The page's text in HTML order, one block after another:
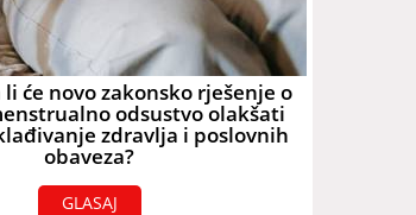
li će novo zakonsko rješenje o
odsustvo olakšati
zdravlja i poslovnih
obaveza?
GLASAJ